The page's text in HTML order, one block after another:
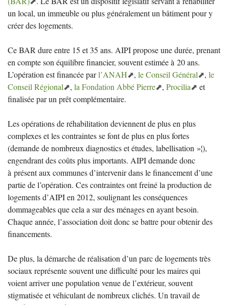
un local, un immeuble ou plus généralement un bâtiment pour y
créer des logements.
CeBARdure entre 15 et 35 ans. AIPIpropose une durée, prenant
en compte son équilibre financier, souvent estimée à 20 ans.
L’opération est financée parl’ANAH , le Conseil Général , le
Conseil Régional
, la Fondation Abbé Pierre , Procilia
et
finalisée par un prêt complémentaire.
Les opérations de réhabilitation deviennent de plus en plus
complexes et les contraintes se font de plus en plus fortes
(demande de nombreux diagnostics et études, labellisation »¦),
engendrant des coûts plus importants. AIPIdemande donc
à présent aux communes d’intervenir dans le financement d’une
partie de l’opération. Ces contraintes ont freiné la production de
logements d’AIPIen 2012, soulignant les conséquences
dommageables que cela a sur des ménages en ayant besoin.
Chaque année, l’association doit donc se battre pour obtenir des
financements.
De plus, la démarche de réalisation d’un parc de logements très
sociaux représente souvent une difficulté pour les maires qui
voient arriver une population venue de l’extérieur, souvent
stigmatisée et véhiculant de nombreux clichés. Un travail de